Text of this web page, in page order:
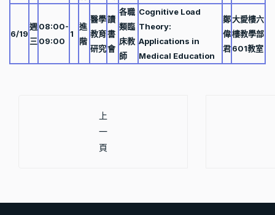
6/19
週
三
08:00-
09:00
1
進
階
醫學
教育
研究
讀
書
會
各職
類臨
床教
師
Cognitive Load
Theory:
Applications in
Medical Education
鄭
偉
君
大愛樓六
樓教學部
601教室
上一篇文章: 108年7月課程資訊
上
一
頁